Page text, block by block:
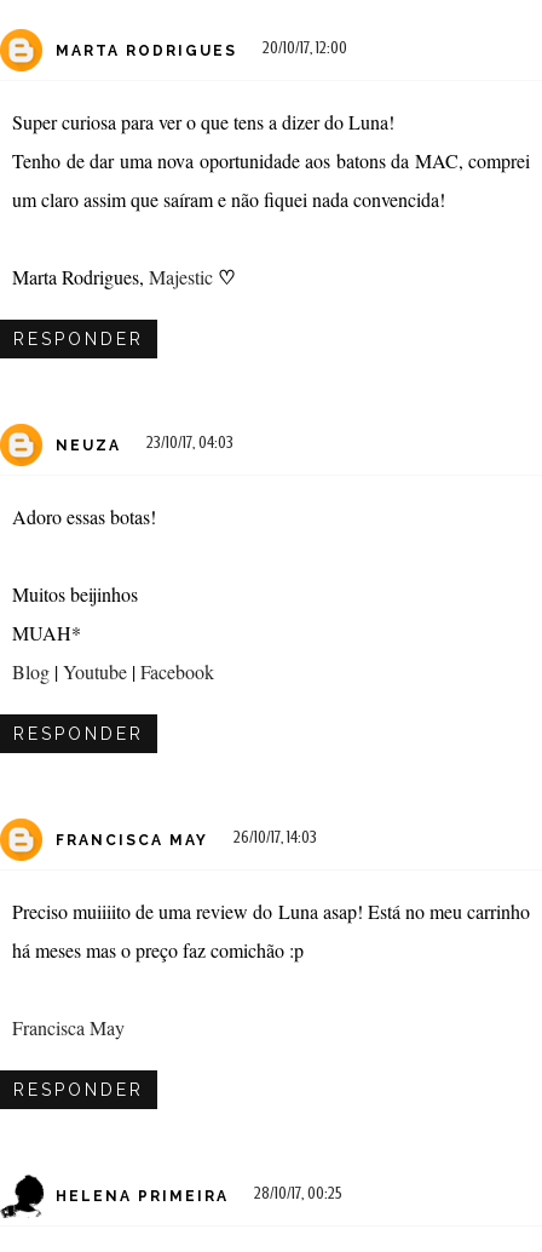
MARTA RODRIGUES 20/10/17, 12:00
Super curiosa para ver o que tens a dizer do Luna!
Tenho de dar uma nova oportunidade aos batons da MAC, comprei
um claro assim que saíram e não fiquei nada convencida!
Marta Rodrigues, Majestic ♡
RESPONDER
NEUZA 23/10/17, 04:03
Adoro essas botas!
Muitos beijinhos
MUAH*
Blog |Youtube |Facebook
RESPONDER
FRANCISCA MAY 26/10/17, 14:03
Preciso muiiiito de uma review do Luna asap! Está no meu carrinho
há meses mas o preço faz comichão :p
Francisca May
RESPONDER
HELENA PRIMEIRA 28/10/17, 00:25